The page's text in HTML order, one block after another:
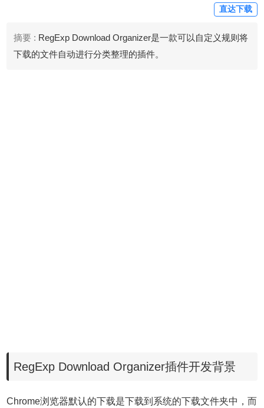
直达下载
摘要 : RegExp Download Organizer是一款可以自定义规则将
下载的文件自动进行分类整理的插件。
RegExp Download Organizer插件开发背景
Chrome浏览器默认的下载是下载到系统的下载文件夹中，而